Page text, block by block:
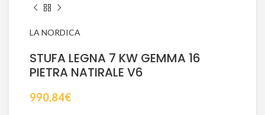
LA NORDICA
STUFA LEGNA 7 KW GEMMA 16
PIETRA NATIRALE V6
990,84€